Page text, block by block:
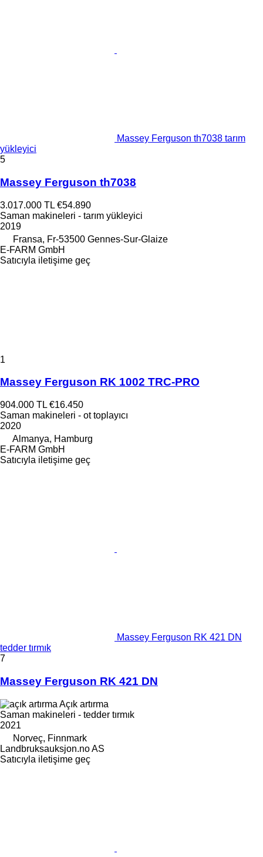
Massey Ferguson th7038 tarım
yükleyici
5
Massey Ferguson th7038
3.017.000 TL €54.890
Saman makineleri - tarım yükleyici
2019
Fransa, Fr-53500 Gennes-Sur-Glaize
E-FARM GmbH
Satıcıyla iletişime geç
1
Massey Ferguson RK 1002 TRC-PRO
904.000 TL €16.450
Saman makineleri - ot toplayıcı
2020
Almanya, Hamburg
E-FARM GmbH
Satıcıyla iletişime geç
Massey Ferguson RK 421 DN
tedder tırmık
7
Massey Ferguson RK 421 DN
Açık artırma
Saman makineleri - tedder tırmık
2021
Norveç, Finnmark
Landbruksauksjon.no AS
Satıcıyla iletişime geç